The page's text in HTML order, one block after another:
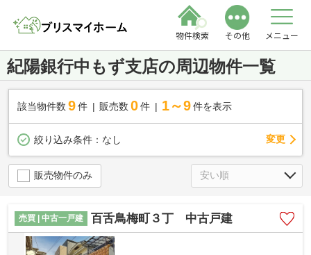
物件検索 その他 メニュー
紀陽銀行中もず支店の周辺物件一覧
該当物件数 9件 販売数 0 件 1～9 件を表示
絞り込み条件： なし 変更
販売物件のみ
売買 | 中古一戸建 百舌鳥梅町３丁 中古戸建